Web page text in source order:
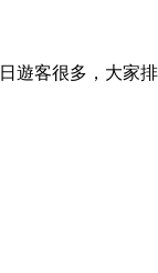
遊客很多，大家